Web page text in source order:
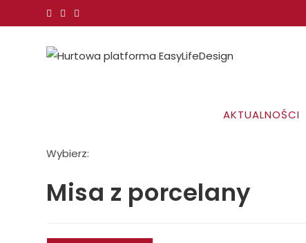
treści
AKTUALNOŚCI
Wybierz:
Misa z porcelany